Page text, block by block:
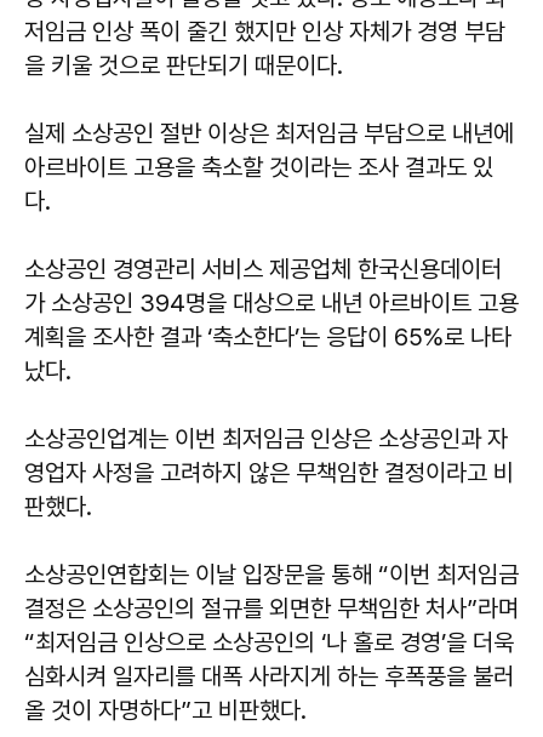
저임금 인상 폭이 줄긴 했지만 인상 자체가 경영 부담
을 키울 것으로 판단되기 때문이다.
실제 소상공인 절반 이상은 최저임금 부담으로 내년에
아르바이트 고용을 축소할 것이라는 조사 결과도 있
다.
소상공인 경영관리 서비스 제공업체 한국신용데이터
가 소상공인 394명을 대상으로 내년 아르바이트 고용
계획을 조사한 결과 ‘축소한다’는 응답이 65%로 나타
났다.
소상공인업계는 이번 최저임금 인상은 소상공인과 자
영업자 사정을 고려하지 않은 무책임한 결정이라고 비
판했다.
소상공인연합회는 이날 입장문을 통해 “이번 최저임금
결정은 소상공인의 절규를 외면한 무책임한 처사”라며
“최저임금 인상으로 소상공인의 ‘나 홀로 경영’을 더욱
심화시켜 일자리를 대폭 사라지게 하는 후폭풍을 불러
올 것이 자명하다”고 비판했다.